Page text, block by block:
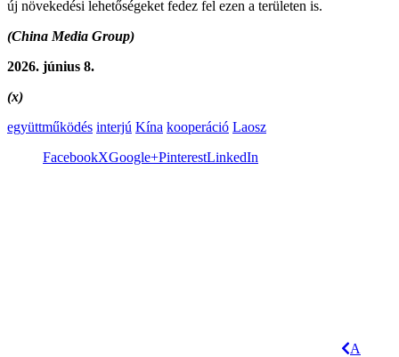
új növekedési lehetőségeket fedez fel ezen a területen is.
(China Media Group)
2026. június 8.
(x)
együttműködés interjú Kína kooperáció Laosz
FacebookXGoogle+PinterestLinkedIn
A